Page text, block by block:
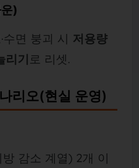
)
수면 붕괴 시 저용량
기 로 리셋.
리오(현실 운영)
방 감소 계열) 2개 이